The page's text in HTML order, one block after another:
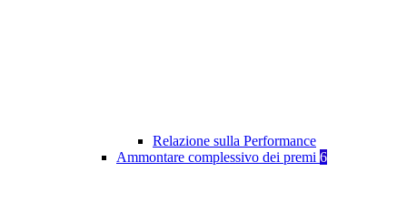
Relazione sulla Performance
Ammontare complessivo dei premi 6